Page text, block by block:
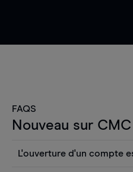
FAQS
Nouveau sur
L'ouverture d'un compte